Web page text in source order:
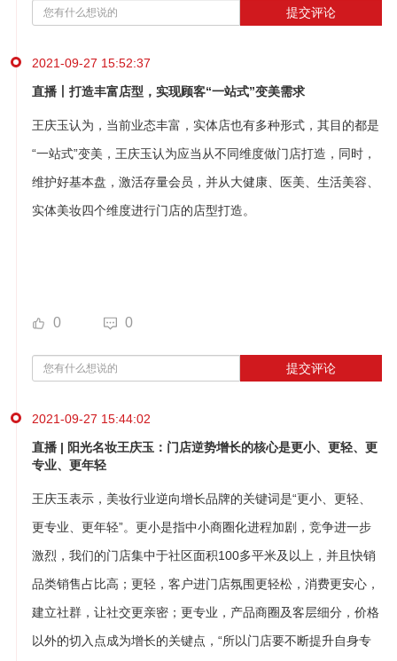
提交评论
2021-09-27 15:52:37
直播丨打造丰富店型，实现顾客“一站式”变美需求
王庆玉认为，当前业态丰富，实体店也有多种形式，其目的都是
“一站式”变美 ， 王庆玉认为应当从不同维度做门店打造，同时，
维护好基本盘，激活存量会员，并从大健康、医美、生活美容、
实体美妆四个维度进行门店的店型打造。
0 0
提交评论
2021-09-27 15:44:02
直播 | 阳光名妆王庆玉：门店逆势增长的核心是更小、更轻、更
专业、更年轻
王庆玉表示，美妆行业逆向增长品牌的关键词是“更小、更轻、
更专业、更年轻”。更小是指中小商圈化进程加剧，竞争进一步
激烈，我们的门店集中于社区面积100多平米及以上，并且快销
品类销售占比高；更轻，客户进门店氛围更轻松，消费更安心，
建立社群，让社交更亲密；更专业，产品商圈及客层细分，价格
以外的切入点成为增长的关键点，“所以门店要不断提升自身专